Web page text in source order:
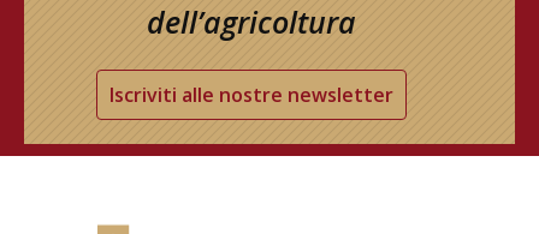
dell’agricoltura
Iscriviti alle nostre newsletter